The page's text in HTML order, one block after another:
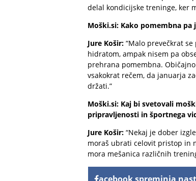
delal kondicijske treninge, ker
Moški.si: Kako pomembna pa
Jure Košir: “Malo prevečkrat
hidratom, ampak nisem pa
prehrana pomembna.
vsakokrat rečem, da januarja
držati.”
Moški.si: Kaj bi svetovali
pripravljenosti in športnega
Jure Košir: “Nekaj je dober
moraš ubrati celovit pristop in
mora mešanica različnih